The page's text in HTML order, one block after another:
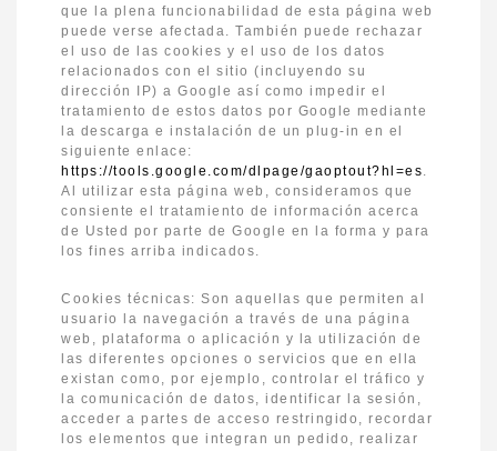
que la plena funcionabilidad de esta página web
puede verse afectada. También puede rechazar
el uso de las cookies y el uso de los datos
relacionados con el sitio (incluyendo su
dirección IP) a Google así como impedir el
tratamiento de estos datos por Google mediante
la descarga e instalación de un plug-in en el
siguiente enlace:
https://tools.google.com/dlpage/gaoptout?hl=es.
Al utilizar esta página web, consideramos que
consiente el tratamiento de información acerca
de Usted por parte de Google en la forma y para
los fines arriba indicados.
Cookies técnicas: Son aquellas que permiten al
usuario la navegación a través de una página
web, plataforma o aplicación y la utilización de
las diferentes opciones o servicios que en ella
existan como, por ejemplo, controlar el tráfico y
la comunicación de datos, identificar la sesión,
acceder a partes de acceso restringido, recordar
los elementos que integran un pedido, realizar